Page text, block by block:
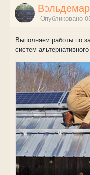
Опубликовано
Выполняем работы по
систем